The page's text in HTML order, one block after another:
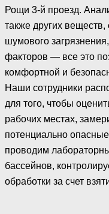
Рощи 3-й проезд.
также других веществ,
шумового
факторов — все это
комфортной и
Наши сотрудники
для того, чтобы
рабочих местах,
потенциально
проводим
бассейнов,
обработки за счет